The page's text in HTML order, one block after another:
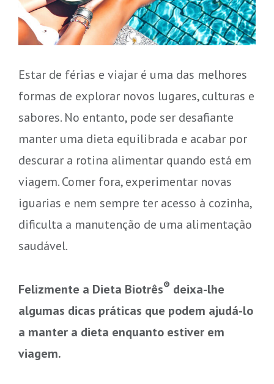
Estar de férias e viajar é uma das melhores
formas de explorar novos lugares, culturas e
sabores. No entanto, pode ser desafiante
manter uma dieta equilibrada e acabar por
descurar a rotina alimentar quando está em
viagem. Comer fora, experimentar novas
iguarias e nem sempre ter acesso à cozinha,
dificulta a manutenção de uma alimentação
saudável.
Felizmente a Dieta Biotrês® deixa-lhe
algumas dicas práticas que podem ajudá-lo
a manter a dieta enquanto estiver em
viagem.